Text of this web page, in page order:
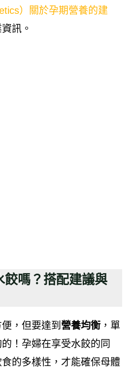
）關於孕期營養的建
訊。
餃嗎？搭配建議與
，但要達到 營養均衡，單
！孕婦在享受水餃的同
的多樣性，才能確保母體